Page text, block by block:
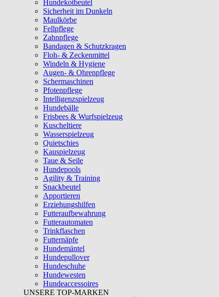
Hundekotbeutel
Sicherheit im Dunkeln
Maulkörbe
Fellpflege
Zahnpflege
Bandagen & Schutzkragen
Floh- & Zeckenmittel
Windeln & Hygiene
Augen- & Ohrenpflege
Schermaschinen
Pfotenpflege
Intelligenzspielzeug
Hundebälle
Frisbees & Wurfspielzeug
Kuscheltiere
Wasserspielzeug
Quietschies
Kauspielzeug
Taue & Seile
Hundepools
Agility & Training
Snackbeutel
Apportieren
Erziehungshilfen
Futteraufbewahrung
Futterautomaten
Trinkflaschen
Futternäpfe
Hundemäntel
Hundepullover
Hundeschuhe
Hundewesten
Hundeaccessoires
UNSERE TOP-MARKEN